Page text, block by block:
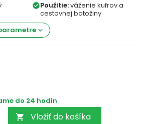
check_circlePoužitie:váženie kufrov a
cestovnej batožiny
keyboard_arrow_down
 Vložiť do košíka